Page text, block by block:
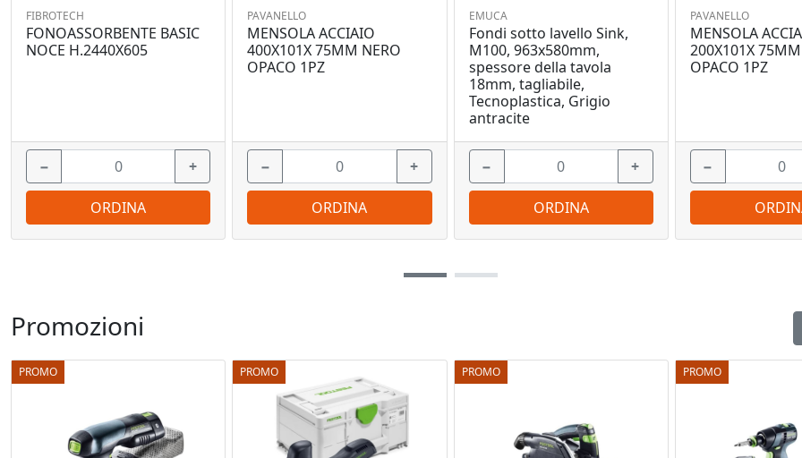
Promozioni
PROMO PROMO PROMO PROMO
FIBROTECH
FONOASSORBENTE BASIC
NOCE H.2440X605
− +
ORDINA
PAVANELLO
MENSOLA ACCIAIO
400X101X 75MM NERO
OPACO 1PZ
− +
ORDINA
EMUCA
Fondi sotto lavello Sink,
M100, 963x580mm,
spessore della tavola
18mm, tagliabile,
Tecnoplastica, Grigio
antracite
− +
ORDINA
PAVANELLO
MENSOLA
200X101X
OPACO 1PZ
−